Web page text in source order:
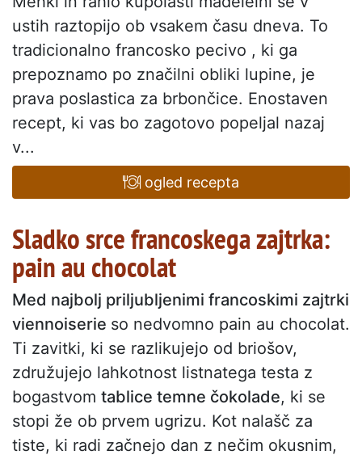
ustih raztopijo ob vsakem času dneva. To
tradicionalno francosko pecivo , ki ga
prepoznamo po značilni obliki lupine, je
prava poslastica za brbončice. Enostaven
recept, ki vas bo zagotovo popeljal nazaj
v...
ogled recepta
Sladko srce francoskega zajtrka:
pain au chocolat
Med najbolj priljubljenimi francoskimi zajtrki
viennoiserie so nedvomno pain au chocolat.
Ti zavitki, ki se razlikujejo od briošov,
združujejo lahkotnost listnatega testa z
bogastvom tablice temne čokolade, ki se
stopi že ob prvem ugrizu. Kot nalašč za
tiste, ki radi začnejo dan z nečim okusnim,